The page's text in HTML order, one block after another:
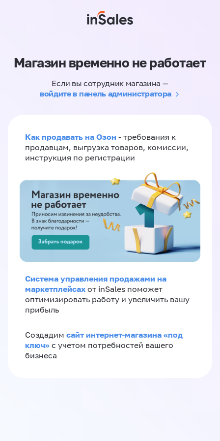
Магазин временно не работает
Если вы сотрудник магазина —
войдите в панель администратора
Как продавать на Озон - требования к
продавцам, выгрузка товаров, комиссии,
инструкция по регистрации
Система управления продажами на
маркетплейсах от inSales поможет
оптимизировать работу и увеличить вашу
прибыль
Создадим сайт интернет-магазина «под
ключ» с учетом потребностей вашего
бизнеса